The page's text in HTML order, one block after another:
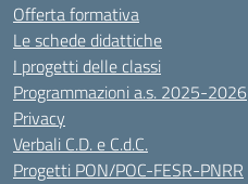
Offerta formativa
Le schede didattiche
I progetti delle classi
Programmazioni a.s. 2025-2026
Privacy
Verbali C.D. e C.d.C.
Progetti PON/POC-FESR-PNRR